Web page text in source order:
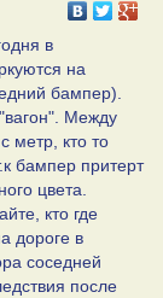
в
на
бампер).
Между
метр, кто то
бампер притерт
цвета.
кто где
дороге в
соседней
после